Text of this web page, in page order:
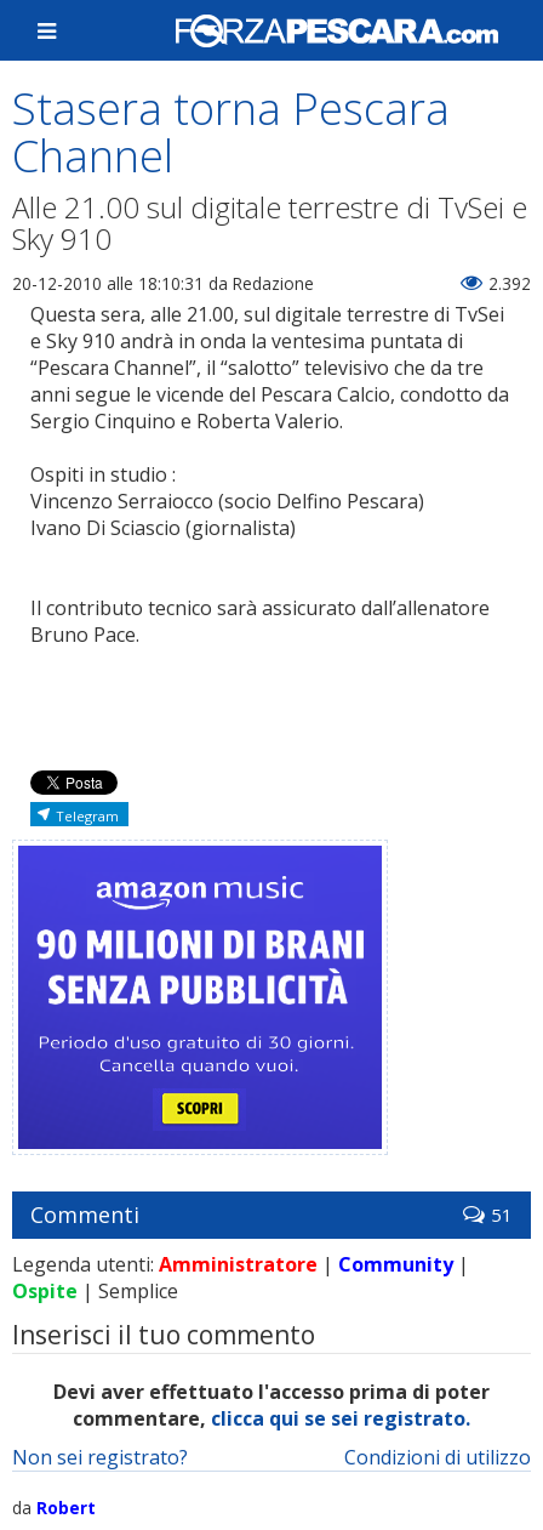
Stasera torna Pescara
Channel
Alle 21.00 sul digitale terrestre di TvSei e
Sky 910
20-12-2010 alle 18:10:31 da Redazione 2.392
Questa sera, alle 21.00, sul digitale terrestre di TvSei
e Sky 910 andrà in onda la ventesima puntata di
“Pescara Channel”, il “salotto” televisivo che da tre
anni segue le vicende del Pescara Calcio, condotto da
Sergio Cinquino e Roberta Valerio.
Ospiti in studio :
Vincenzo Serraiocco (socio Delfino Pescara)
Ivano Di Sciascio (giornalista)
Il contributo tecnico sarà assicurato dall’allenatore
Bruno Pace.
Telegram
Commenti 51
Legenda utenti: Amministratore | Community|
Ospite | Semplice
Inserisci il tuo commento
Devi aver effettuato l'accesso prima di poter
commentare, clicca qui se sei registrato.
Condizioni di utilizzo
Non sei registrato?
da Robert